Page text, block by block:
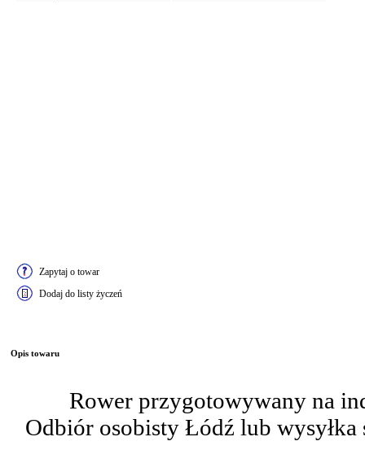
Zapytaj o towar
Dodaj do listy życzeń
Opis towaru
Rower przygotowywany na
Odbiór osobisty Łódź lub